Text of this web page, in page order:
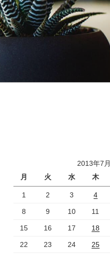
2013年7月
月
火 水 木
1 2 3 4
8 9 10 11
15 16 17 18
22 23 24 25